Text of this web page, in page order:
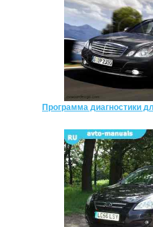
Программа диагностики